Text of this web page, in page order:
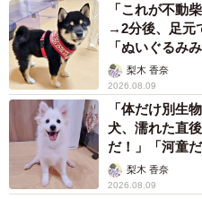
「これが不動
→2分後、足元
「ぬいぐるみ
梨木 香奈
2026.08.09
「体だけ別生
犬、濡れた直
だ！」「河童
梨木 香奈
2026.08.09